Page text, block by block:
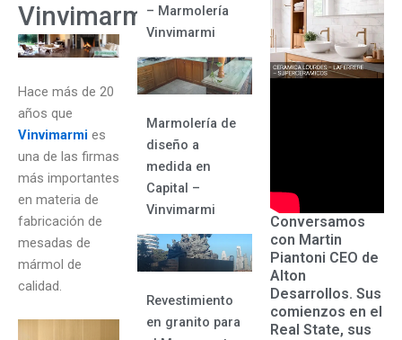
Vinvimarmi
Hace más de 20
años que
Vinvimarmi es
una de las firmas
más importantes
en materia de
fabricación de
mesadas de
mármol de
calidad.
– Marmolería
Vinvimarmi
Marmolería de
diseño a
medida en
Capital –
Vinvimarmi
Revestimiento
en granito para
Conversamos
con Martin
Piantoni CEO de
Alton
Desarrollos. Sus
comienzos en el
Real State, sus